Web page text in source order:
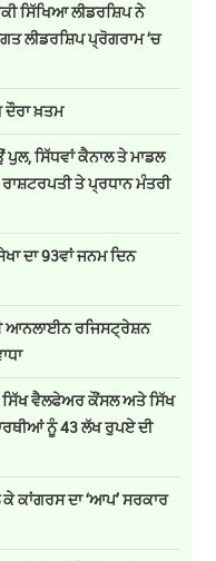
ਸਿੱਖਿਆ ਲੀਡਰਸ਼ਿਪ ਨੇ
ਲੀਡਰਸ਼ਿਪ ਪ੍ਰੋਗਰਾਮ ‘ਚ
ਦੌਰਾ ਖ਼ਤਮ
ਸਿੱਧਵਾਂ ਕੈਨਾਲ ਤੇ ਮਾਡਲ
ਤੇ ਪ੍ਰਧਾਨ ਮੰਤਰੀ
ਦਾ 93ਵਾਂ ਜਨਮ ਦਿਨ
ਆਨਲਾਈਨ ਰਜਿਸਟ੍ਰੇਸ਼ਨ
ਸਿੱਖ ਵੈਲਫੇਅਰ ਕੌਂਸਲ ਅਤੇ ਸਿੱਖ
ਨੂੰ 43 ਲੱਖ ਰੁਪਏ ਦੀ
ਕਾਂਗਰਸ ਦਾ ‘ਆਪ’ ਸਰਕਾਰ